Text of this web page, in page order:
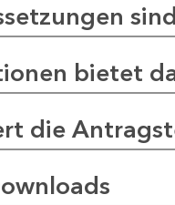
bietet
die